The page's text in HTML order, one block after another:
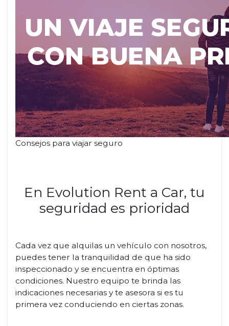
Consejos para viajar seguro
En Evolution Rent a Car, tu
seguridad es prioridad
Cada vez que alquilas un vehículo con nosotros,
puedes tener la tranquilidad de que ha sido
inspeccionado y se encuentra en óptimas
condiciones. Nuestro equipo te brinda las
indicaciones necesarias y te asesora si es tu
primera vez conduciendo en ciertas zonas.